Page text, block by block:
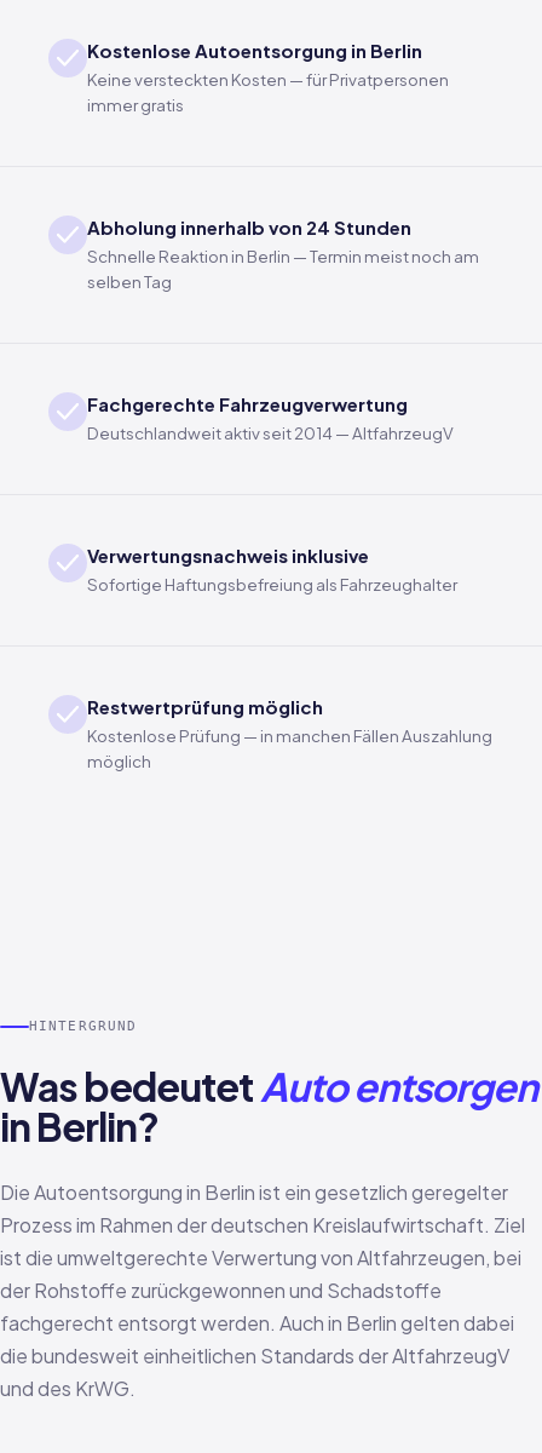
Kostenlose Autoentsorgung in Berlin
Keine versteckten Kosten — für Privatpersonen
immer gratis
Abholung innerhalb von 24 Stunden
Schnelle Reaktion in Berlin — Termin meist noch am
selben Tag
Fachgerechte Fahrzeugverwertung
Deutschlandweit aktiv seit 2014 — AltfahrzeugV
Verwertungsnachweis inklusive
Sofortige Haftungsbefreiung als Fahrzeughalter
Restwertprüfung möglich
Kostenlose Prüfung — in manchen Fällen Auszahlung
möglich
HINTERGRUND
Was bedeutetAuto entsorgen
in Berlin?
Die Autoentsorgung in Berlin ist ein gesetzlich geregelter
Prozess im Rahmen der deutschen Kreislaufwirtschaft. Ziel
ist die umweltgerechte Verwertung von Altfahrzeugen, bei
der Rohstoffe zurückgewonnen und Schadstoffe
fachgerecht entsorgt werden. Auch in Berlin gelten dabei
die bundesweit einheitlichen Standards der AltfahrzeugV
und des KrWG.